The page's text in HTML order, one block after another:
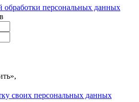
обработки персональных данных
своих персональных данных